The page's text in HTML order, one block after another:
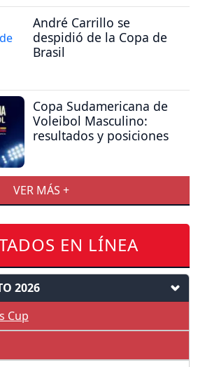
André Carrillo se
despidió de la Copa de
Brasil
Copa Sudamericana de
Voleibol Masculino:
resultados y posiciones
VER MÁS +
EN LÍNEA
2026
Cup